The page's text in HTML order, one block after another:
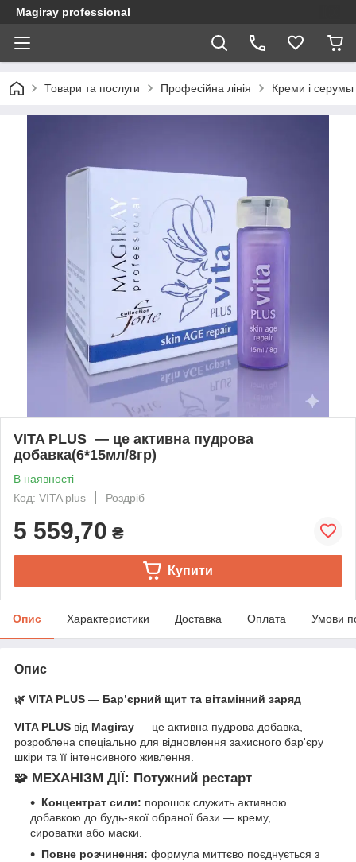
Magiray professional
Товари та послуги Професійна лінія Креми і серумы
VITA PLUS — це активна пудрова
добавка(6*15мл/8гр)
В наявності
Код: VITA plus
Роздріб
5 559,70 ₴
Купити
Опис Характеристики Доставка Оплата Умови
Опис
🌿 VITA PLUS — Бар’єрний щит та вітамінний заряд
VITA PLUS від Magiray — це активна пудрова добавка,
розроблена спеціально для відновлення захисного бар'єру
шкіри та її інтенсивного живлення.
🧩 МЕХАНІЗМ ДІЇ: Потужний рестарт
Концентрат сили: порошок служить активною
добавкою до будь-якої обраної бази — крему,
сироватки або маски.
Повне розчинення: формула миттєво поєднується з